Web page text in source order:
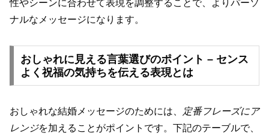
性やシーンに合わせて表現を調整することで、よりパーソ
ナルなメッセージになります。
おしゃれに見える言葉選びのポイント – センス
よく祝福の気持ちを伝える表現とは
おしゃれな結婚メッセージのためには、 定番フレーズにア
レンジを加えることがポイントです。下記のテーブルで、